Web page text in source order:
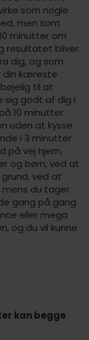
som nogle
men som
minutter om
resultatet bliver
dig, og som
din kæreste
til at
sig godt af dig i
10 minutter
uden at kysse
i 3 minutter
på vej hjem,
og børn, ved at
ved at
mens du tager
gang på gang
eller mega
og du vil kunne
kan begge